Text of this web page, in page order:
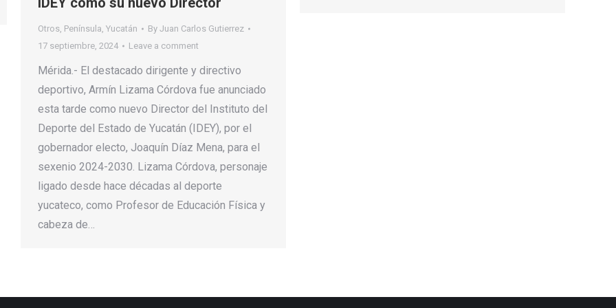
Otros, Península, Yucatán By Juan Carlos Gutierrez
17 septiembre, 2024
Leave a comment
Mérida.- El destacado dirigente y directivo
deportivo, Armín Lizama Córdova fue anunciado
esta tarde como nuevo Director del Instituto del
Deporte del Estado de Yucatán (IDEY), por el
gobernador electo, Joaquín Díaz Mena, para el
sexenio 2024-2030. Lizama Córdova, personaje
ligado desde hace décadas al deporte
yucateco, como Profesor de Educación Física y
cabeza de…